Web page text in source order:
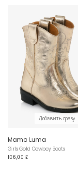
Добавить сразу
Mama Luma
Girls Gold Cowboy Boots
106,00 £